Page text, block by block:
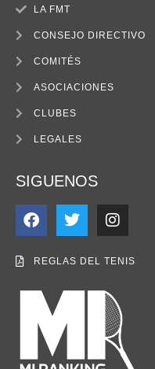
LA FMT
CONSEJO DIRECTIVO
COMITÉS
ASOCIACIONES
CLUBES
LEGALES
SIGUENOS
REGLAS DEL TENIS